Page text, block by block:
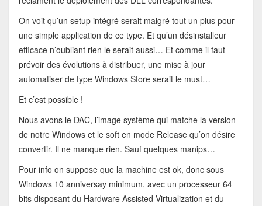
On voit qu’un setup intégré serait malgré tout un plus pour
une simple application de ce type. Et qu’un désinstalleur
efficace n’oubliant rien le serait aussi… Et comme il faut
prévoir des évolutions à distribuer, une mise à jour
automatiser de type Windows Store serait le must…
Et c’est possible !
Nous avons le DAC, l’image système qui matche la version
de notre Windows et le soft en mode Release qu’on désire
convertir. Il ne manque rien. Sauf quelques manips…
Pour info on suppose que la machine est ok, donc sous
Windows 10 anniversay minimum, avec un processeur 64
bits disposant du Hardware Assisted Virtualization et du